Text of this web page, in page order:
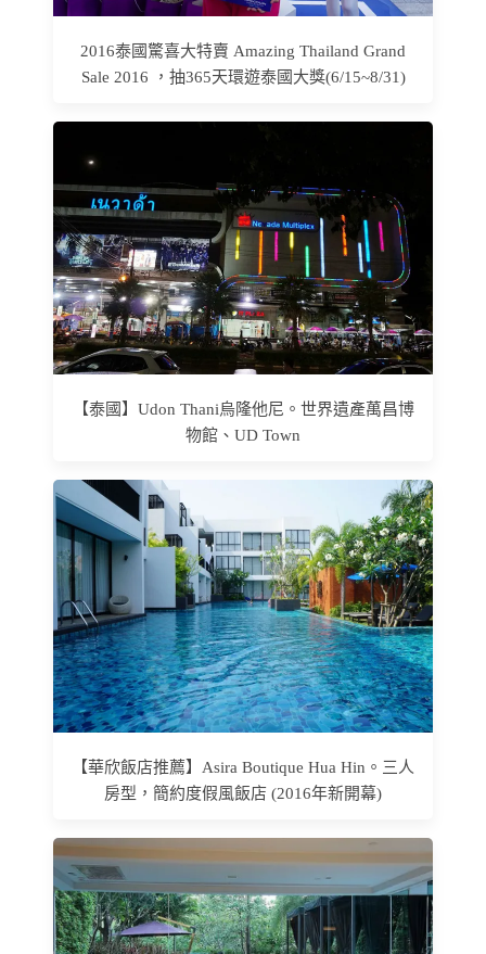
2016泰國驚喜大特賣 Amazing Thailand Grand
Sale 2016 ，抽365天環遊泰國大獎(6/15~8/31)
【泰國】Udon Thani烏隆他尼。世界遺產萬昌博
物館、UD Town
【華欣飯店推薦】Asira Boutique Hua Hin。三人
房型，簡約度假風飯店 (2016年新開幕)